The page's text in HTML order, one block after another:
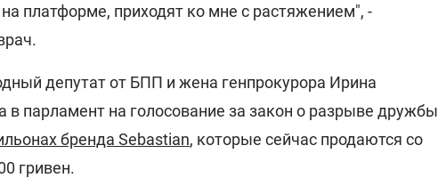
платформе, приходят ко мне с растяжением", -
депутат от БПП и жена генпрокурора Ирина
в парламент на голосование за закон о разрыве дружбы
бренда Sebastian, которые сейчас продаются со
гривен.